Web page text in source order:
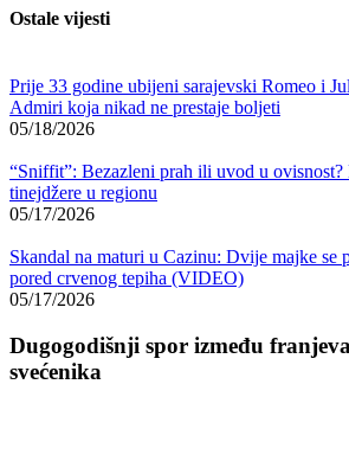
Ostale vijesti
Prije 33 godine ubijeni sarajevski Romeo i
Admiri koja nikad ne prestaje boljeti
05/18/2026
“Sniffit”: Bezazleni prah ili uvod u
tinejdžere u regionu
05/17/2026
Skandal na maturi u Cazinu: Dvije majke se
pored crvenog tepiha (VIDEO)
05/17/2026
Dugogodišnji spor između
svećenika